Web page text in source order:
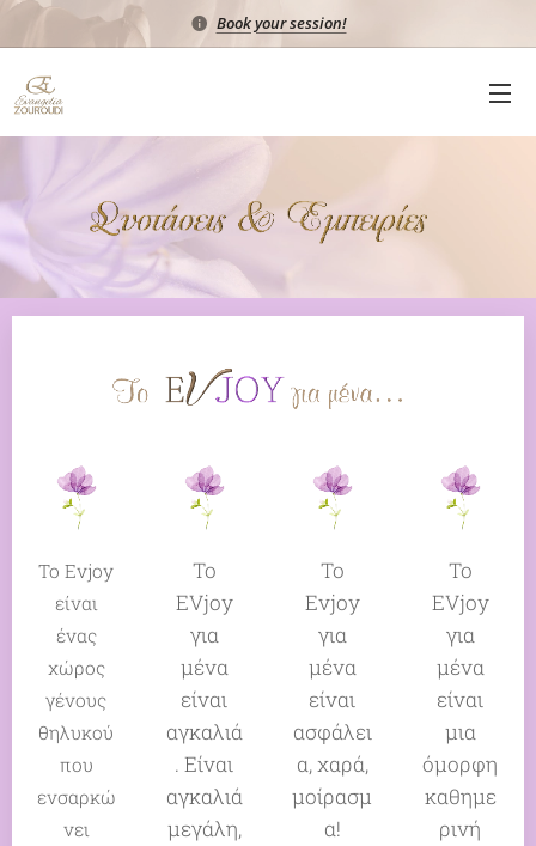
Book your session!
Το Evjoy
είναι
ένας
χώρος
γένους
θηλυκού
που
ενσαρκώ
νει
Το
EVjoy
για
μένα
είναι
αγκαλιά
. Είναι
αγκαλιά
μεγάλη,
Το
Evjoy
για
μένα
είναι
ασφάλει
α, χαρά,
μοίρασμ
α!
Το
EVjoy
για
μένα
είναι
μια
όμορφη
καθημε
ρινή